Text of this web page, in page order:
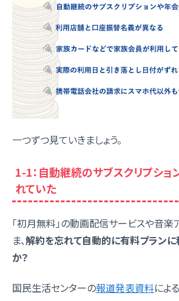
一つずつ見ていきましょう。
1-1：自動継続のサブスクリプショ
れていた
「初月無料」の動画配信サービスや音楽
ま、解約を忘れて自動的に有料プランに
か？
国民生活センターの報道発表資料によ